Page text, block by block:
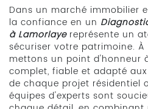
Dans un marché immobilier
la confiance en un
à Lamorlayereprésente un
sécuriser votre patrimoine. À
mettons un point d'honneur
complet, fiable et adapté
de chaque projet résidentiel
équipes d'experts sont